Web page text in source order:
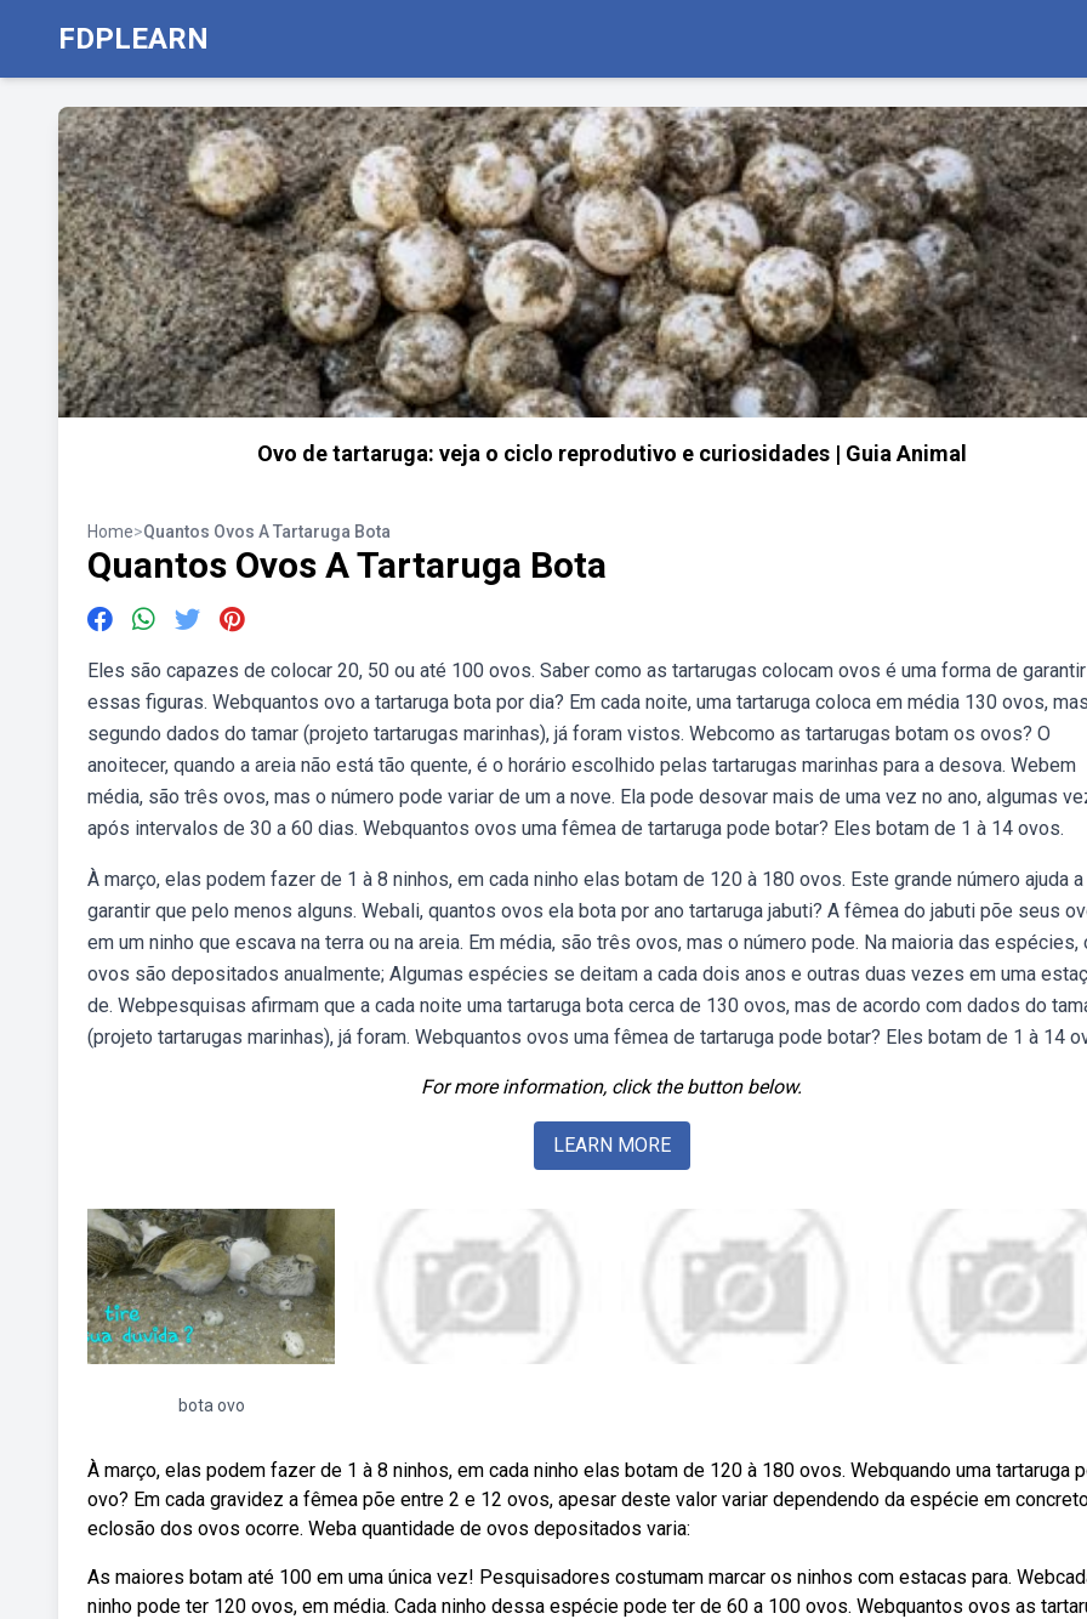
FDPLEARN
Ovo de tartaruga: veja o ciclo reprodutivo e curiosidades | Guia Animal
Home>Quantos Ovos A Tartaruga Bota
Quantos Ovos A Tartaruga Bota
Eles são capazes de colocar 20, 50 ou até 100 ovos. Saber como as tartarugas colocam ovos é uma forma de garantir
essas figuras. Webquantos ovo a tartaruga bota por dia? Em cada noite, uma tartaruga coloca em média 130 ovos, mas
segundo dados do tamar (projeto tartarugas marinhas), já foram vistos. Webcomo as tartarugas botam os ovos? O
anoitecer, quando a areia não está tão quente, é o horário escolhido pelas tartarugas marinhas para a desova. Webem
média, são três ovos, mas o número pode variar de um a nove. Ela pode desovar mais de uma vez no ano, algumas
após intervalos de 30 a 60 dias. Webquantos ovos uma fêmea de tartaruga pode botar? Eles botam de 1 à 14 ovos.
À março, elas podem fazer de 1 à 8 ninhos, em cada ninho elas botam de 120 à 180 ovos. Este grande número ajuda a
garantir que pelo menos alguns. Webali, quantos ovos ela bota por ano tartaruga jabuti? A fêmea do jabuti põe seus
em um ninho que escava na terra ou na areia. Em média, são três ovos, mas o número pode. Na maioria das espécies,
ovos são depositados anualmente; Algumas espécies se deitam a cada dois anos e outras duas vezes em uma
de. Webpesquisas afirmam que a cada noite uma tartaruga bota cerca de 130 ovos, mas de acordo com dados do
(projeto tartarugas marinhas), já foram. Webquantos ovos uma fêmea de tartaruga pode botar? Eles botam de 1 à 14
For more information, click the button below.
LEARN MORE
bota ovo
À março, elas podem fazer de 1 à 8 ninhos, em cada ninho elas botam de 120 à 180 ovos. Webquando uma tartaruga
ovo? Em cada gravidez a fêmea põe entre 2 e 12 ovos, apesar deste valor variar dependendo da espécie em
eclosão dos ovos ocorre. Weba quantidade de ovos depositados varia:
As maiores botam até 100 em uma única vez! Pesquisadores costumam marcar os ninhos com estacas para.
ninho pode ter 120 ovos, em média. Cada ninho dessa espécie pode ter de 60 a 100 ovos. Webquantos ovos as